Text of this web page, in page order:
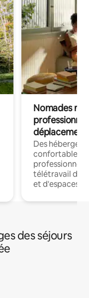
Nomades
déplacement
Des
confortables
professionnels
télétravail
et d'espaces
des séjours